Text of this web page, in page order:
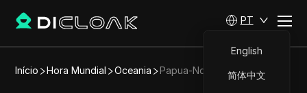
PT
English
简体中文
Início Hora Mundial Oceania Papua-Nova Guiné